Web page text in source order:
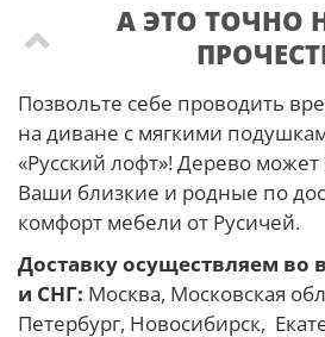
А ЭТО ТОЧНО
Позвольте себе проводить
на диване с мягкими
«Русский лофт»! Дерево
Ваши близкие и родные по
комфорт мебели от Русичей.
Доставку осуществляем во
и СНГ: Москва, Московская
Петербург, Новосибирск,